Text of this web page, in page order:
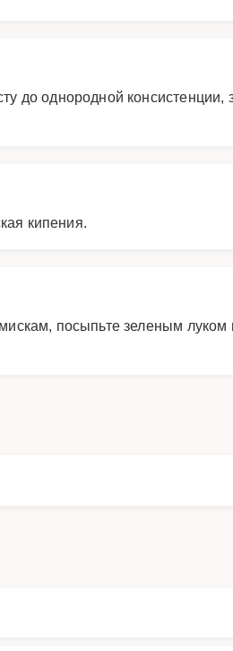
до однородной консистенции,
кипения.
посыпьте зеленым луком